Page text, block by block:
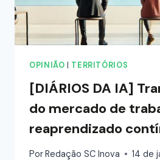
OPINIÃO TERRITÓRIOS
[DIÁRIOS DA IA]
do mercado de
reaprendizado
PorRedação SC Inova 14 de